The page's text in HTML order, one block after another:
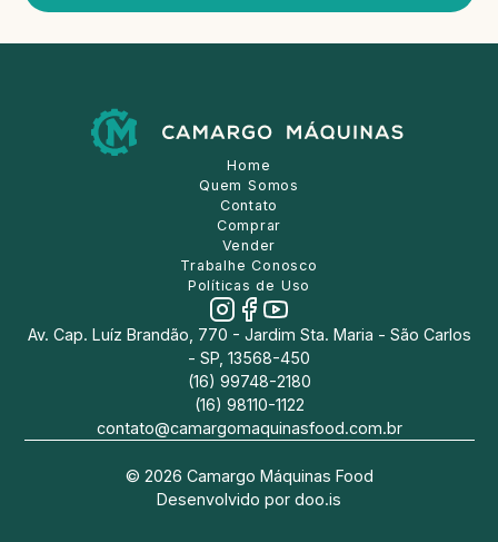
Home
Quem Somos
Contato
Comprar
Vender
Trabalhe Conosco
Políticas de Uso
Av. Cap. Luíz Brandão, 770 - Jardim Sta. Maria - São Carlos
- SP, 13568-450
(16) 99748-2180
(16) 98110-1122
contato@camargomaquinasfood.com.br
© 2026 Camargo Máquinas Food
Desenvolvido por doo.is